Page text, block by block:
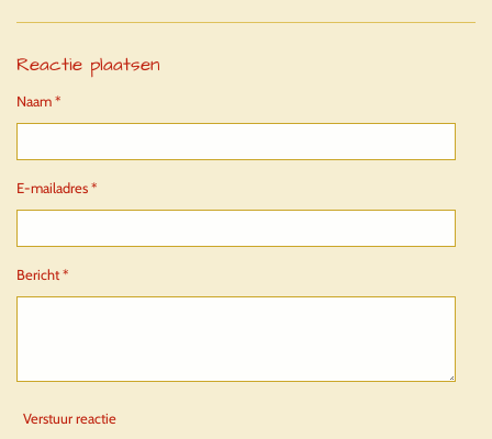
Reactie plaatsen
Naam *
E-mailadres *
Bericht *
Verstuur reactie